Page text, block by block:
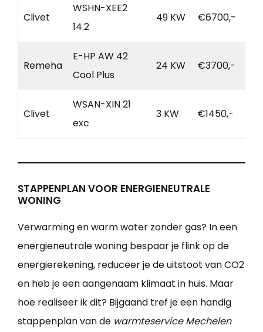
Clivet
WSHN-XEE2
14.2
49 KW €6700,-
Remeha
E-HP AW 42
Cool Plus
24 KW €3700,-
Clivet
WSAN-XIN 21
exc
3 KW €1450,-
STAPPENPLAN VOOR ENERGIENEUTRALE
WONING
Verwarming en warm water zonder gas? In een
energieneutrale woning bespaar je flink op de
energierekening, reduceer je de uitstoot van CO2
en heb je een aangenaam klimaat in huis. Maar
hoe realiseer ik dit? Bijgaand tref je een handig
stappenplan van de warmteservice Mechelen